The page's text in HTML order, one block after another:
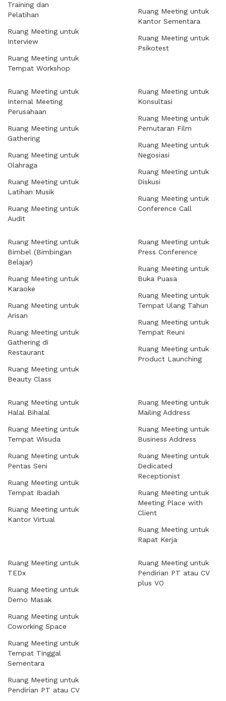
Training dan
Pelatihan
Ruang Meeting untuk
Interview
Ruang Meeting untuk
Tempat Workshop
Ruang Meeting untuk
Kantor Sementara
Ruang Meeting untuk
Psikotest
Ruang Meeting untuk
Internal Meeting
Perusahaan
Ruang Meeting untuk
Gathering
Ruang Meeting untuk
Olahraga
Ruang Meeting untuk
Latihan Musik
Ruang Meeting untuk
Audit
Ruang Meeting untuk
Konsultasi
Ruang Meeting untuk
Pemutaran Film
Ruang Meeting untuk
Negosiasi
Ruang Meeting untuk
Diskusi
Ruang Meeting untuk
Conference Call
Ruang Meeting untuk
Bimbel (Bimbingan
Belajar)
Ruang Meeting untuk
Karaoke
Ruang Meeting untuk
Arisan
Ruang Meeting untuk
Gathering di
Restaurant
Ruang Meeting untuk
Beauty Class
Ruang Meeting untuk
Press Conference
Ruang Meeting untuk
Buka Puasa
Ruang Meeting untuk
Tempat Ulang Tahun
Ruang Meeting untuk
Tempat Reuni
Ruang Meeting untuk
Product Launching
Ruang Meeting untuk
Halal Bihalal
Ruang Meeting untuk
Tempat Wisuda
Ruang Meeting untuk
Pentas Seni
Ruang Meeting untuk
Tempat Ibadah
Ruang Meeting untuk
Kantor Virtual
Ruang Meeting untuk
Mailing Address
Ruang Meeting untuk
Business Address
Ruang Meeting untuk
Dedicated
Receptionist
Ruang Meeting untuk
Meeting Place with
Client
Ruang Meeting untuk
Rapat Kerja
Ruang Meeting untuk
TEDx
Ruang Meeting untuk
Demo Masak
Ruang Meeting untuk
Coworking Space
Ruang Meeting untuk
Tempat Tinggal
Sementara
Ruang Meeting untuk
Pendirian PT atau CV
Ruang Meeting untuk
Pendirian PT atau CV
plus VO